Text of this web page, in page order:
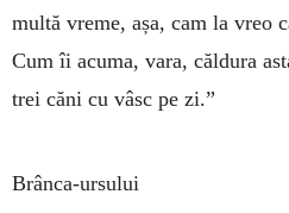
multă vreme, așa, cam la vreo
Cum îi acuma, vara, căldura
trei căni cu vâsc pe zi.”
Brânca-ursului